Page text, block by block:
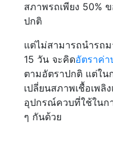
สภาพรถเพียง 50%
ปกติ
แต่ไม่สามารถนำรถ
15 วัน จะคิดอัตราค่า
ตามอัตราปกติ แต่ใ
เปลี่ยนสภาพเชื้อเพลิ
อุปกรณ์ควบที่ใช้ในก
ๆ กันด้วย